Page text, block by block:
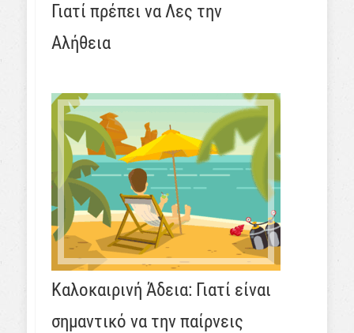
Γιατί πρέπει να Λες την
Αλήθεια
Καλοκαιρινή Άδεια: Γιατί είναι
σημαντικό να την παίρνεις